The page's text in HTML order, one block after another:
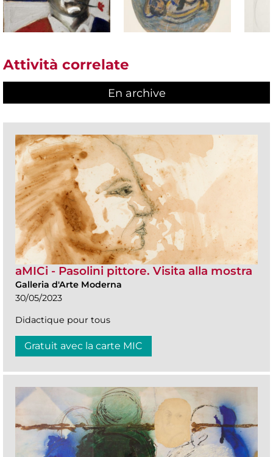
Attività correlate
En archive
aMICi - Pasolini pittore. Visita alla mostra
Galleria d'Arte Moderna
30/05/2023
Didactique pour tous
Gratuit avec la carte MIC